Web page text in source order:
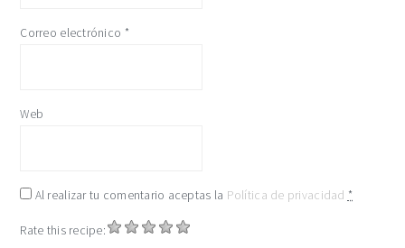
Correo electrónico *
Web
Al realizar tu comentario aceptas la Política de privacidad *
Rate this recipe: